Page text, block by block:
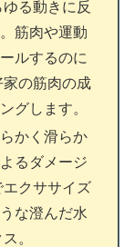
る動きに反
筋肉や運動
ルするのに
の筋肉の成
グします。
かく滑らか
るダメージ
クササイズ
な澄んだ水
。